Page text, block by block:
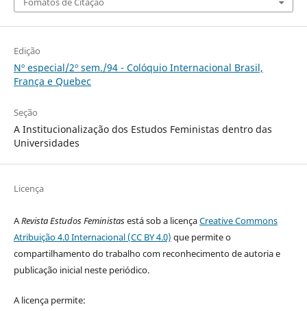
Edição
Nº especial/2º sem./94 - Colóquio Internacional Brasil,
França e Quebec
Seção
A Institucionalização dos Estudos Feministas dentro das
Universidades
Licença
ARevista Estudos Feministasestá sob a licençaCreative Commons
Atribuição 4.0 Internacional (CC BY 4.0) que permite o
compartilhamento do trabalho com reconhecimento de autoria e
publicação inicial neste periódico.
A licença permite: